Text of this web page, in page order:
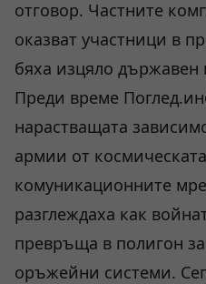
отговор. Частните
оказват участници в
бяха изцяло държавен
Преди време
нарастващата
армии от
комуникационните
разглеждаха как
превръща в полигон
оръжейни системи.